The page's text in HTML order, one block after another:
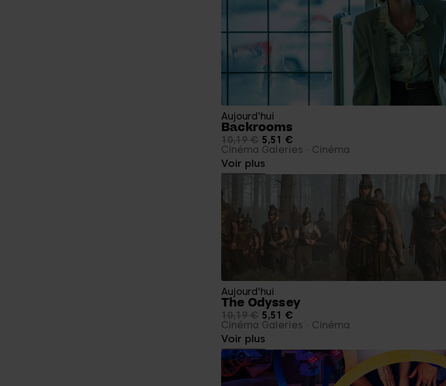
Aujourd'hui
Backrooms
10,19 € 5,51 €
Cinéma Galeries
Cinéma
Voir plus
Aujourd'hui
The Odyssey
10,19 € 5,51 €
Cinéma Galeries
Cinéma
Voir plus